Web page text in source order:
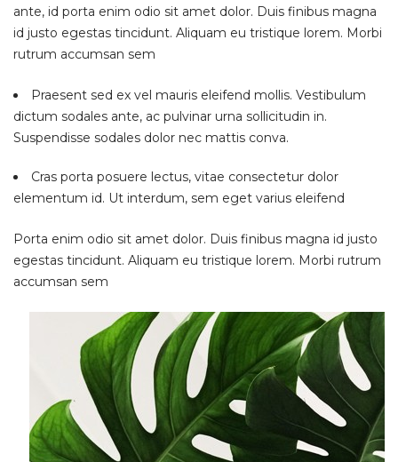
ante, id porta enim odio sit amet dolor. Duis finibus magna
id justo egestas tincidunt. Aliquam eu tristique lorem. Morbi
rutrum accumsan sem
Praesent sed ex vel mauris eleifend mollis. Vestibulum
dictum sodales ante, ac pulvinar urna sollicitudin in.
Suspendisse sodales dolor nec mattis conva.
Cras porta posuere lectus, vitae consectetur dolor
elementum id. Ut interdum, sem eget varius eleifend
Porta enim odio sit amet dolor. Duis finibus magna id justo
egestas tincidunt. Aliquam eu tristique lorem. Morbi rutrum
accumsan sem